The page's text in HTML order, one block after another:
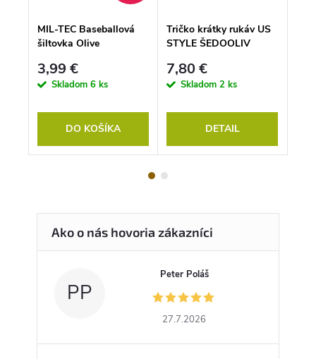
MIL-TEC Baseballová
šiltovka Olive
3,99 €
Skladom 6 ks
DO KOŠÍKA
Tričko krátky rukáv US
STYLE ŠEDOOLIV
7,80 €
Skladom 2 ks
DETAIL
PP
Peter Poláš
27.7.2026